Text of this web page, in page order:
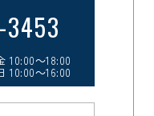
10:00～18:00
10:00～16:00